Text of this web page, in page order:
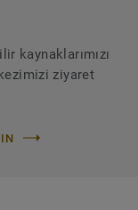
kaynaklarımızı
ziyaret